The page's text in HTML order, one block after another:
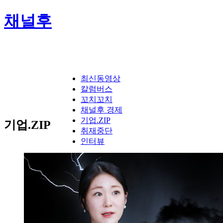
채널후
최신동영상
칼럼버스
꼬치꼬치
채널후 경제
기업.ZIP
취재중단
인터뷰
기업.ZIP